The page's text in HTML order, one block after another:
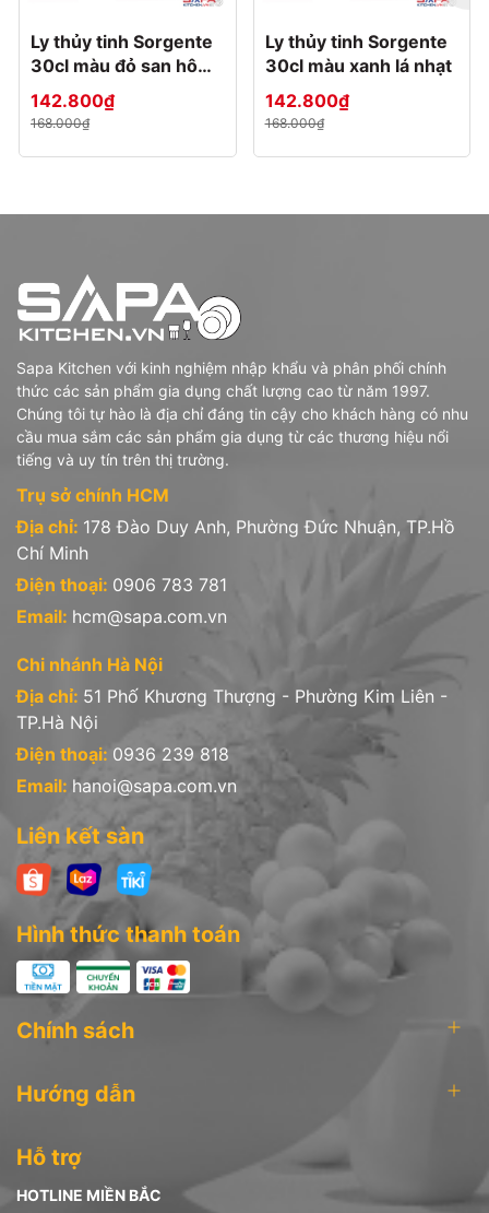
Ly thủy tinh Sorgente
30cl màu đỏ san hô
nhạt
142.800₫
168.000₫
Ly thủy tinh Sorgente
30cl màu xanh lá nhạt
142.800₫
168.000₫
Sapa Kitchen với kinh nghiệm nhập khẩu và phân phối chính
thức các sản phẩm gia dụng chất lượng cao từ năm 1997.
Chúng tôi tự hào là địa chỉ đáng tin cậy cho khách hàng có nhu
cầu mua sắm các sản phẩm gia dụng từ các thương hiệu nổi
tiếng và uy tín trên thị trường.
Trụ sở chính HCM
Địa chỉ: 178 Đào Duy Anh, Phường Đức Nhuận, TP.Hồ
Chí Minh
Điện thoại: 0906 783 781
Email: hcm@sapa.com.vn
Chi nhánh Hà Nội
Địa chỉ: 51 Phố Khương Thượng - Phường Kim Liên -
TP.Hà Nội
Điện thoại: 0936 239 818
Email: hanoi@sapa.com.vn
Liên kết sàn
Hình thức thanh toán
Chính sách
Hướng dẫn
Hỗ trợ
HOTLINE MIỀN BẮC